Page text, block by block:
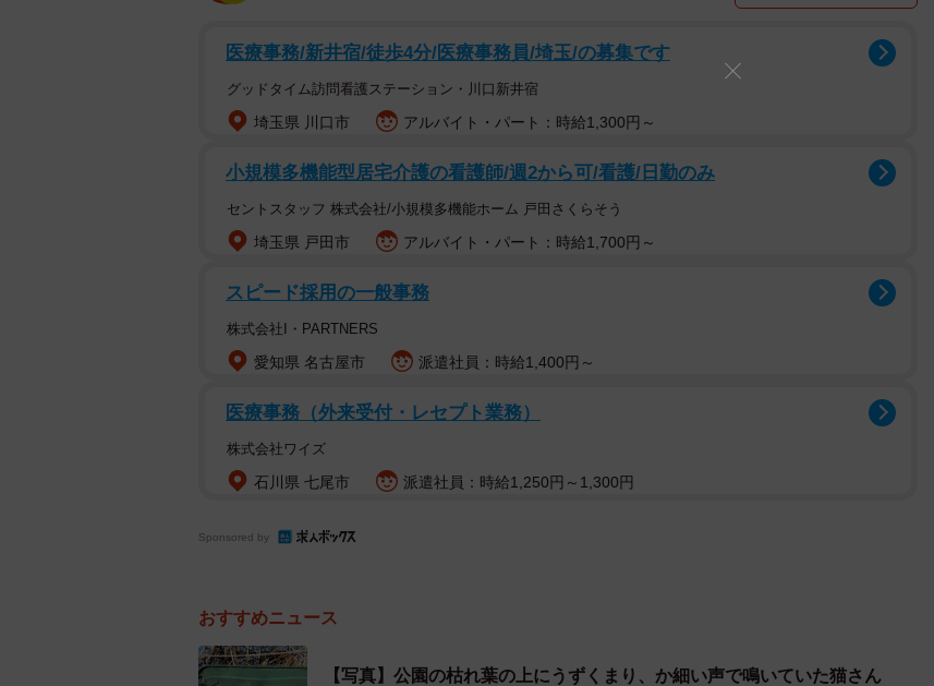
医療事務/新井宿/徒歩4分/医療事務員/埼玉/の募集です
グッドタイム訪問看護ステーション・川口新井宿
埼玉県 川口市 アルバイト・パート：時給1,300円～
小規模多機能型居宅介護の看護師/週2から可/看護/日勤のみ
セントスタッフ 株式会社/小規模多機能ホーム 戸田さくらそう
埼玉県 戸田市 アルバイト・パート：時給1,700円～
スピード採用の一般事務
株式会社I・PARTNERS
愛知県 名古屋市 派遣社員：時給1,400円～
医療事務（外来受付・レセプト業務）
株式会社ワイズ
石川県 七尾市 派遣社員：時給1,250円～1,300円
Sponsored by
おすすめニュース
【写真】公園の枯れ葉の上にうずくまり、か細い声で鳴いていた猫さん